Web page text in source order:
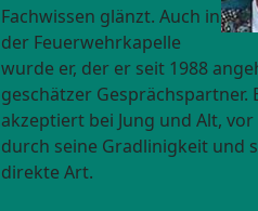
Fachwissen glänzt. Auch in
der Feuerwehrkapelle
wurde er, der er seit 1988
geschätzer Gesprächspartner.
akzeptiert bei Jung und Alt, vor
durch seine Gradlinigkeit und
direkte Art.